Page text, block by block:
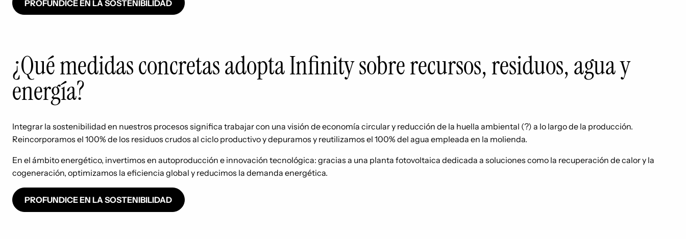
PROFUNDICE EN LA SOSTENIBILIDAD
¿Qué medidas concretas adopta Infinity sobre recursos, residuos, agua y
energía?
Integrar la sostenibilidad en nuestros procesos significa trabajar con una visión de economía circular y reducción de la huella ambiental (?) a lo largo de la producción.
Reincorporamos el 100% de los residuos crudos al ciclo productivo y depuramos y reutilizamos el 100% del agua empleada en la molienda.
En el ámbito energético, invertimos en autoproducción e innovación tecnológica: gracias a una planta fotovoltaica dedicada a soluciones como la recuperación de calor y la
cogeneración, optimizamos la eficiencia global y reducimos la demanda energética.
PROFUNDICE EN LA SOSTENIBILIDAD